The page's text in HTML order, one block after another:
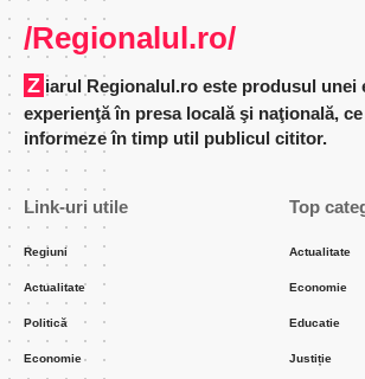
/Regionalul.ro/
Ziarul Regionalul.ro este produsul unei echipe cu
experienţă în presa locală şi naţională,
informeze în timp util publicul cititor.
Link-uri utile
Regiuni
Actualitate
Politică
Economie
Top
Actualitate
Economie
Educatie
Justiție